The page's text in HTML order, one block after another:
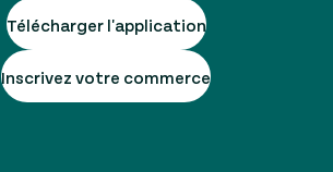
Télécharger l'application
Inscrivez votre commerce